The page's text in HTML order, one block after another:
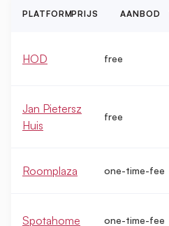
PLATFORMPRIJS AANBOD
HOD free
Jan Pietersz
Huis
free
Roomplaza one-time-fee
Spotahome one-time-fee